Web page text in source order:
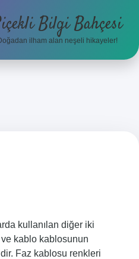
Bilgi Bahçesi
ilham alan neşeli hikayeler!
kullanılan diğer iki
kablo kablosunun
Faz kablosu renkleri